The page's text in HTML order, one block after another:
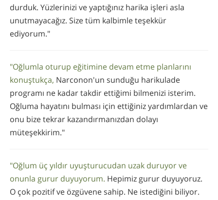
durduk. Yüzlerinizi ve yaptığınız harika işleri asla
unutmayacağız. Size tüm kalbimle teşekkür
ediyorum."
"Oğlumla oturup eğitimine devam etme planlarını
konuştukça, Narconon'un sunduğu harikulade
programı ne kadar takdir ettiğimi bilmenizi isterim.
Oğluma hayatını bulması için ettiğiniz yardımlardan ve
onu bize tekrar kazandırmanızdan dolayı
müteşekkirim."
"Oğlum üç yıldır uyuşturucudan uzak duruyor ve
onunla gurur duyuyorum. Hepimiz gurur duyuyoruz.
O çok pozitif ve özgüvene sahip. Ne istediğini biliyor.